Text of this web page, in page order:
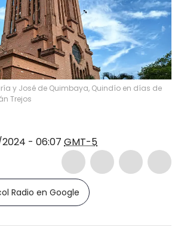
y José de Quimbaya, Quindío en días de
Trejos
- 06:07 GMT-5
Radio en Google